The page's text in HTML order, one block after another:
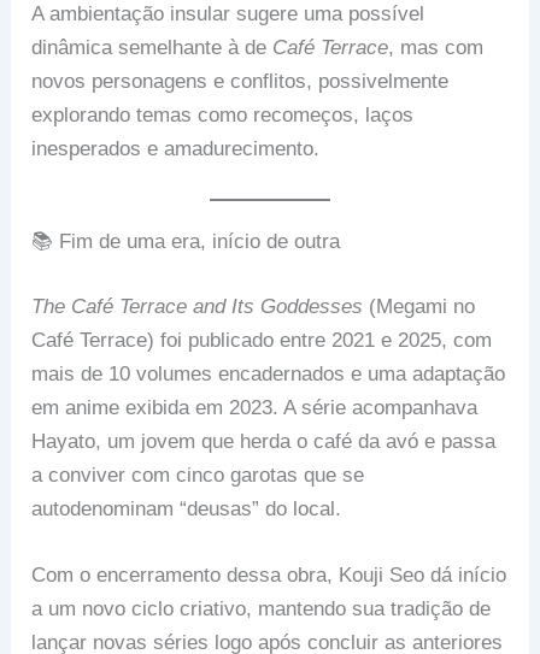
A ambientação insular sugere uma possível
dinâmica semelhante à de Café Terrace, mas com
novos personagens e conflitos, possivelmente
explorando temas como recomeços, laços
inesperados e amadurecimento.
📚 Fim de uma era, início de outra
The Café Terrace and Its Goddesses (Megami no
Café Terrace) foi publicado entre 2021 e 2025, com
mais de 10 volumes encadernados e uma adaptação
em anime exibida em 2023. A série acompanhava
Hayato, um jovem que herda o café da avó e passa
a conviver com cinco garotas que se
autodenominam “deusas” do local.
Com o encerramento dessa obra, Kouji Seo dá início
a um novo ciclo criativo, mantendo sua tradição de
lançar novas séries logo após concluir as anteriores